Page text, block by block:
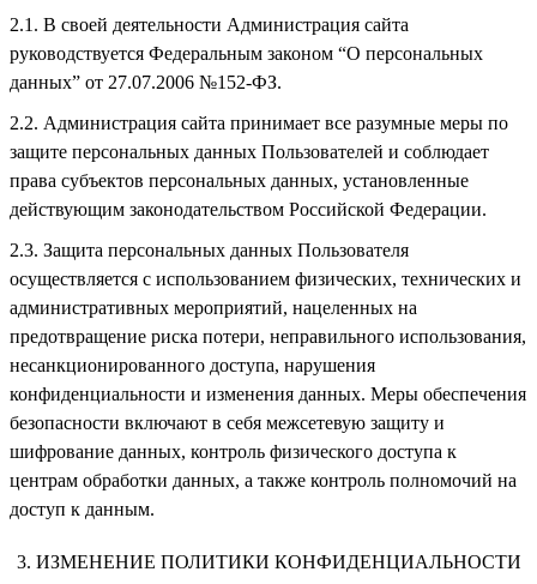
В своей деятельности Администрация сайта
руководствуется Федеральным законом “О персональных
данных” от 27.07.2006 №152-ФЗ.
Администрация сайта принимает все разумные меры по
защите персональных данных Пользователей и соблюдает
права субъектов персональных данных, установленные
действующим законодательством Российской Федерации.
Защита персональных данных Пользователя
осуществляется с использованием физических, технических и
административных мероприятий, нацеленных на
предотвращение риска потери, неправильного использования,
несанкционированного доступа, нарушения
конфиденциальности и изменения данных. Меры обеспечения
безопасности включают в себя межсетевую защиту и
шифрование данных, контроль физического доступа к
центрам обработки данных, а также контроль полномочий на
доступ к данным.
ИЗМЕНЕНИЕ ПОЛИТИКИ КОНФИДЕНЦИАЛЬНОСТИ